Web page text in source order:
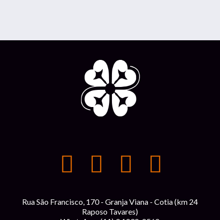
Rua São Francisco, 170 - Granja Viana - Cotia (km 24
Raposo Tavares)